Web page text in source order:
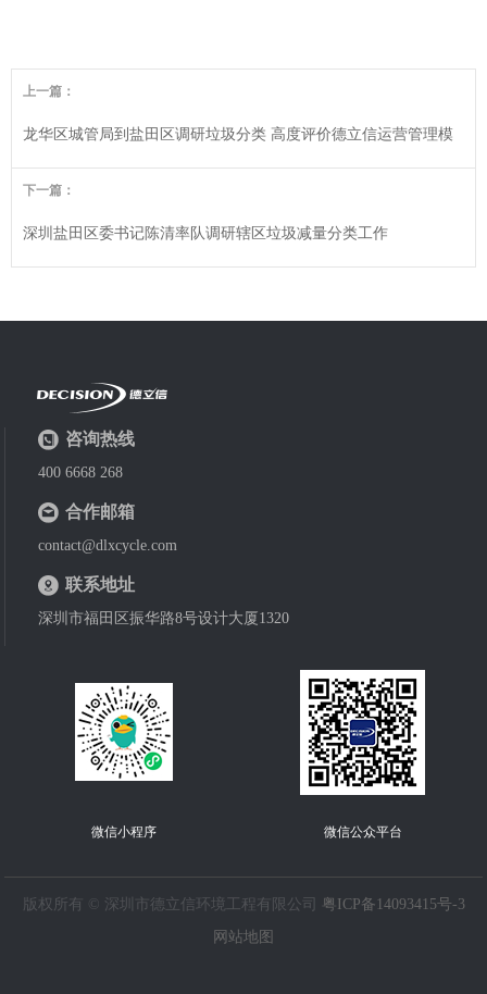
上一篇：
龙华区城管局到盐田区调研垃圾分类 高度评价德立信运营管理模
下一篇：
深圳盐田区委书记陈清率队调研辖区垃圾减量分类工作
咨询热线
400 6668 268
合作邮箱
contact@dlxcycle.com
联系地址
深圳市福田区振华路8号设计大厦1320
微信公众平台
微信小程序
版权所有 © 深圳市德立信环境工程有限公司
粤ICP备14093415号-3
网站地图